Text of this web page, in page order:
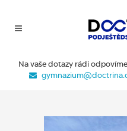
Na vaše dotazy rádi odpovíme